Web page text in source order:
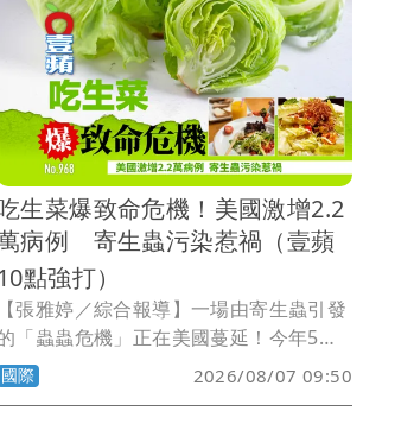
生菜爆致命危機！美國激增2.2
病例 寄生蟲污染惹禍（壹蘋
10點強打）
【張雅婷／綜合報導】一場由寄生蟲引發
「蟲蟲危機」正在美國蔓延！今年5月
旬起，因感染「環孢子蟲症」
Cyclosporiasis）而腹瀉不止的病例持
國際 2026/08/07 09:50